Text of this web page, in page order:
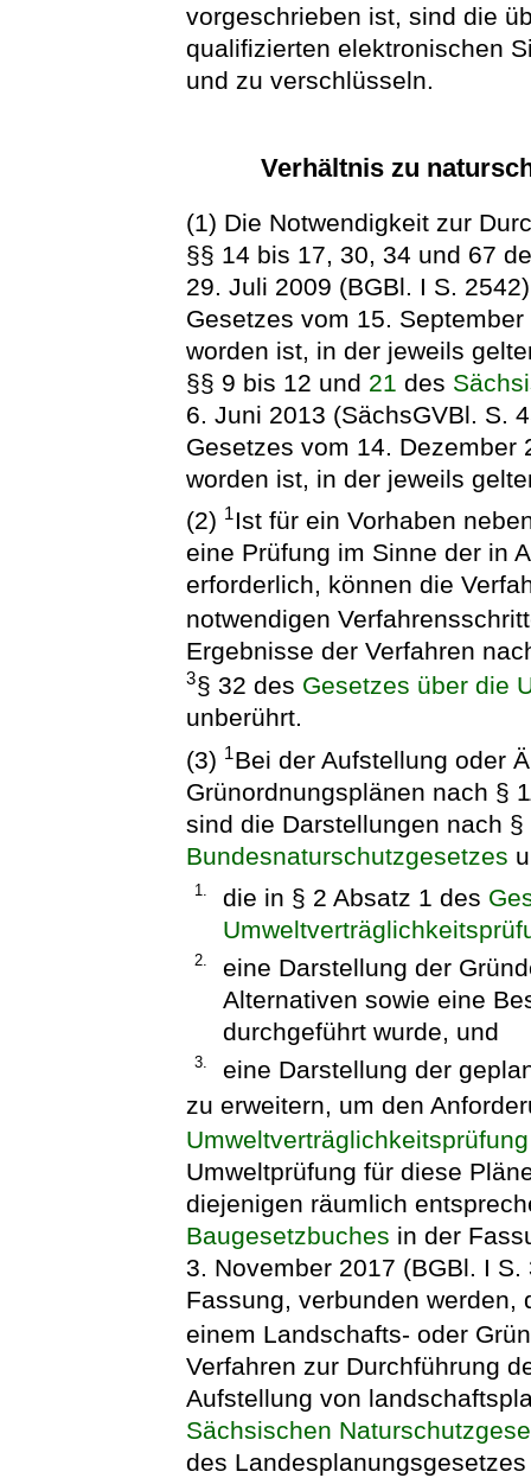
vorgeschrieben ist, sind die
qualifizierten elektronischen
und zu verschlüsseln.
Verhältnis zu
(1) Die Notwendigkeit zur
§§ 14 bis 17, 30, 34 und 67
29. Juli 2009 (BGBl. I S.
Gesetzes vom 15.
worden ist, in der jeweils
§§ 9 bis 12 und 21 des
6. Juni 2013 (SächsGVBl. S.
Gesetzes vom 14. Dezember
worden ist, in der jeweils
(2) 1 Ist für ein Vorhaben
eine Prüfung im Sinne der in
erforderlich, können die
notwendigen
Ergebnisse der Verfahren
3§ 32 des Gesetzes über die
unberührt.
(3) 1Bei der Aufstellung oder
Grünordnungsplänen nach §
sind die Darstellungen nach
Bundesnaturschutzgesetzes
1. die in § 2 Absatz 1 des
2.
eine Darstellung der
Alternativen sowie eine
durchgeführt wurde, und
3.
eine Darstellung der
zu erweitern, um den
Umweltverträglichkeitsprüfung
Umweltprüfung für diese
diejenigen räumlich
Baugesetzbuches in der
3. November 2017 (BGBl. I
Fassung, verbunden
einem Landschafts- oder
Verfahren zur Durchführung
Aufstellung von
Sächsischen
des